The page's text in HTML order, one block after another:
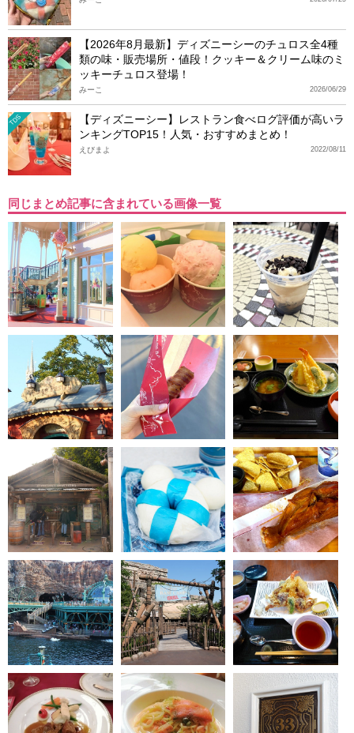
【2026年8月最新】ディズニーシーのチュロス全4種
類の味・販売場所・値段！クッキー＆クリーム味のミ
ッキーチュロス登場！
2026/06/29
みーこ
TDS
【ディズニーシー】レストラン食べログ評価が高いラ
ンキングTOP15！人気・おすすめまとめ！
2022/08/11
えびまよ
同じまとめ記事に含まれている画像一覧